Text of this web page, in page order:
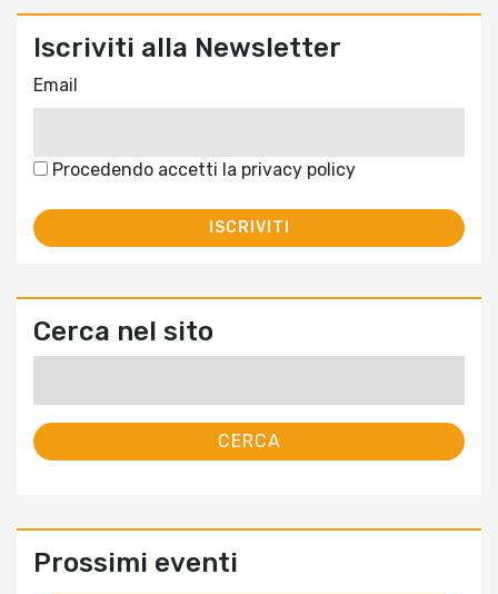
Iscriviti alla Newsletter
Email
Procedendo accetti la privacy policy
Cerca nel sito
Prossimi eventi